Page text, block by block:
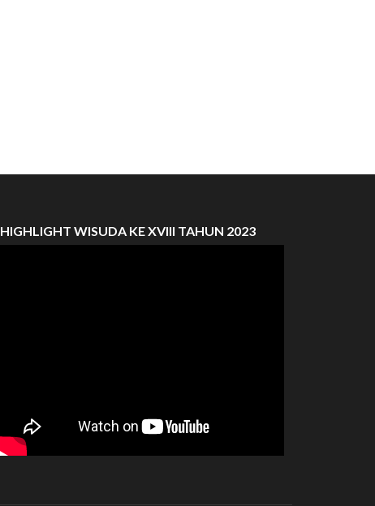
HIGHLIGHT WISUDA KE XVIII TAHUN 2023